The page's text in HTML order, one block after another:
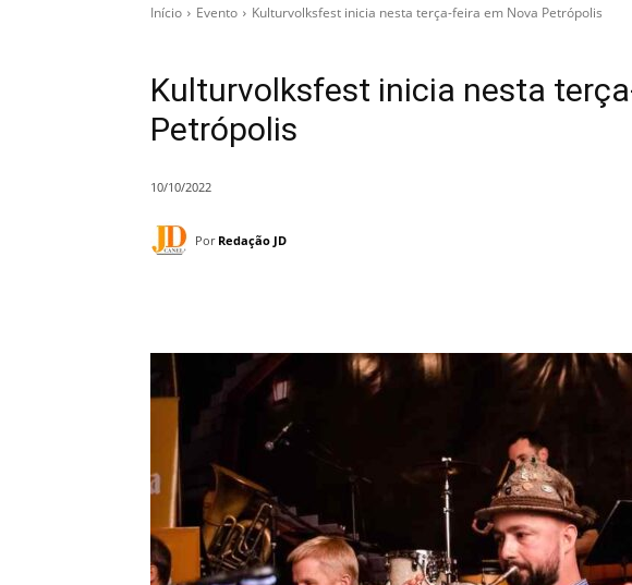
Início Evento Kulturvolksfest inicia nesta terça-feira em Nova Petrópolis
Kulturvolksfest inicia nesta
Petrópolis
10/10/2022
Por Redação JD